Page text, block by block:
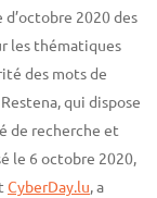
2020 des
les thématiques
des mots de
qui dispose
de recherche et
le 6 octobre 2020,
CyberDay.lu, a